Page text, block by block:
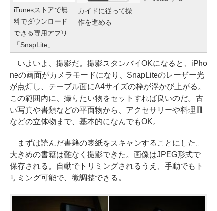
iTunesストアで無
料でダウンロード
できる専用アプリ
「SnapLite」
カイドに従って操
作を進める
いよいよ、撮影だ。撮影スタンバイOKになると、iPho
neの画面がカメラモードになり、SnapLiteのレーザー光
が点灯し、テーブル面にA4サイズの枠が浮かび上がる。
この範囲内に、撮りたい物をセットすれば良いのだ。古
い写真や書類などの平面物から、アクセサリーや料理皿
などの立体物まで、基本的になんでもOK。
まずは読んだ書籍の表紙をスキャンすることにした。
大きめの書籍は難なく撮影できた。画像はJPEG形式で
保存される。自動でトリミングされるうえ、手動でもト
リミング可能で、微調整できる。